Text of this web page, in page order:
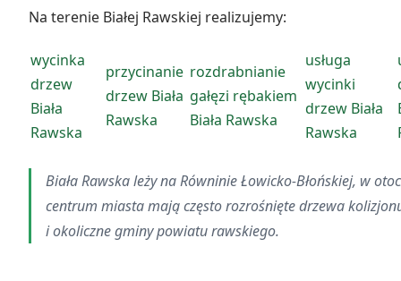
Na terenie Białej Rawskiej realizujemy:
wycinka
drzew
Biała
Rawska
przycinanie
drzew Biała
Rawska
rozdrabnianie
gałęzi rębakiem
Biała Rawska
usługa
wycinki
drzew Biała
Rawska
Biała Rawska leży na Równinie Łowicko-Błońskiej, w
centrum miasta mają często rozrośnięte drzewa
i okoliczne gminy powiatu rawskiego.